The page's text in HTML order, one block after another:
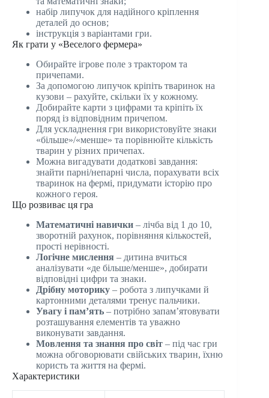
набір липучок для надійного кріплення
деталей до основ;
інструкція з варіантами гри.
Як грати у «Веселого фермера»
Обирайте ігрове поле з трактором та
причепами.
За допомогою липучок кріпіть тваринок на
кузови – рахуйте, скільки їх у кожному.
Добирайте карти з цифрами та кріпіть їх
поряд із відповідним причепом.
Для ускладнення гри використовуйте знаки
«більше»/«менше» та порівнюйте кількість
тварин у різних причепах.
Можна вигадувати додаткові завдання:
знайти парні/непарні числа, порахувати всіх
тваринок на фермі, придумати історію про
кожного героя.
Що розвиває ця гра
Математичні навички – лічба від 1 до 10,
зворотній рахунок, порівняння кількостей,
прості нерівності.
Логічне мислення – дитина вчиться
аналізувати «де більше/менше», добирати
відповідні цифри та знаки.
Дрібну моторику – робота з липучками й
картонними деталями тренує пальчики.
Увагу і пам’ять – потрібно запам’ятовувати
розташування елементів та уважно
виконувати завдання.
Мовлення та знання про світ – під час гри
можна обговорювати свійських тварин, їхню
користь та життя на фермі.
Характеристики